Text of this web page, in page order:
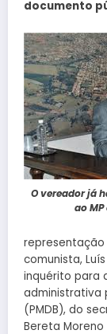
documento
O vereador já
ao MP
representação
comunista,
inquérito para
administrativa
(PMDB), do
Bereta